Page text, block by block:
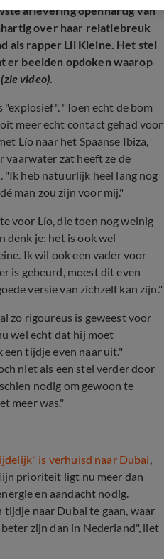
aflevering openhartig van
over haar relatiebreuk
als rapper Lil Kleine. Het stel
er beelden opdoken waarop
(zie video).
"Toen echt de bom
meer echt contact gehad voor
Lío naar het Spaanse Ibiza,
vaarwater zat heeft ze de
"Ik heb natuurlijk heel lang nog
man zou zijn voor mij."
voor Lío, die toen nog weinig
denk je: het is ook wel
Ik wil ook een vader voor
is gebeurd, moest dit even
versie van zichzelf kan zijn."
zo rigoureus is geweest voor
wel echt dat hij moet
een tijdje even naar uit."
niet als een stel verder door
nodig om gewoon te
meer was."
is verhuisd naar Dubai,
prioriteit ligt nu meer dan
en aandacht nodig.
naar Dubai te gaan, waar
zijn dan in Nederland", liet